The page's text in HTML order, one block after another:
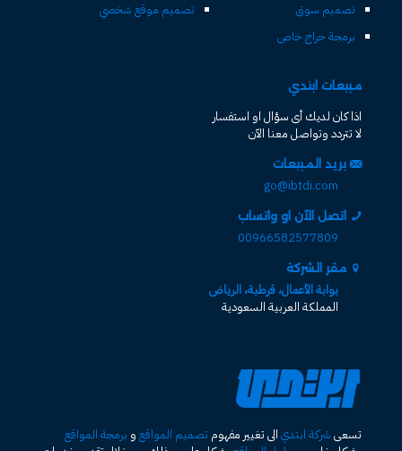
تصميم سوق
برمجة حراج خاص
تصميم موقع شخصي
مبيعات ابتدي
اذا كان لديك أى سؤال او استفسار
لا تتردد وتواصل معنا الآن
بريد المبيعات
go@ibtdi.com
اتصل الآن او واتساب
00966582577809
مقر الشركة
بوابة الأعمال، قرطبة، الرياض
المملكة العربية السعودية
تسعى شركة ابتدي الى تغيير مفهوم تصميم المواقع و برمجة المواقع